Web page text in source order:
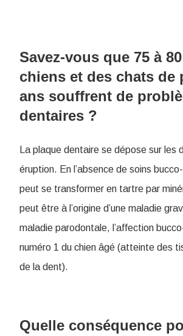
Savez-vous que 75 à
chiens et des chats de
ans souffrent de
dentaires ?
La plaque dentaire se dépose sur les
éruption. En l’absence de soins
peut se transformer en tartre par
peut être à l’origine d’une maladie
maladie parodontale, l’affection
numéro 1 du chien âgé (atteinte des
de la dent).
Quelle conséquence